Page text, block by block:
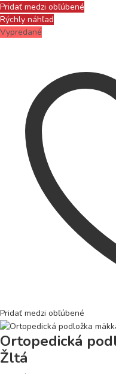
Pridať medzi obľúbené
Rýchly náhľad
Vypredané
Pridať medzi obľúbené
Ortopedická
Žltá